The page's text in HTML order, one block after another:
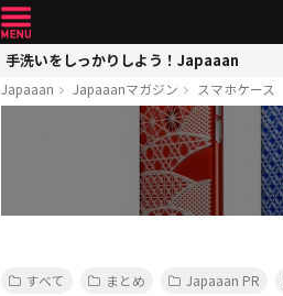
手洗いをしっかりしよう！Japaaan
Japaaan Japaaanマガジン スマホケース
すべて まとめ Japaaan PR